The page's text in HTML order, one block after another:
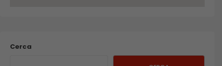
Cerca